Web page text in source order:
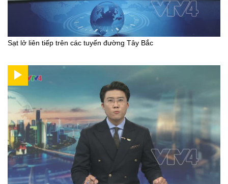
Sạt lở liên tiếp trên các tuyến đường Tây Bắc